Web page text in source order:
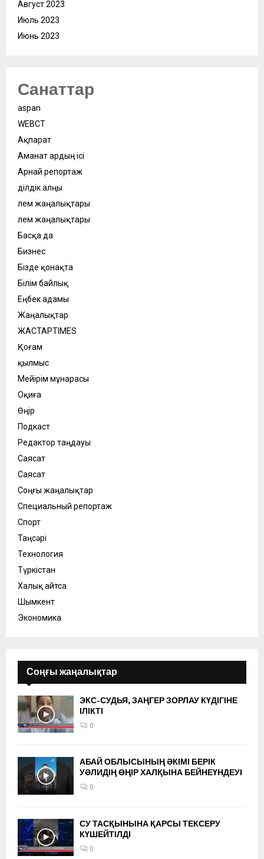
Август 2023
Июль 2023
Июнь 2023
Санаттар
aspan
WEBСӘТ
Ақпарат
Аманат ардың ісі
Арнай репортаж
Әділдік алңы
Әлем жаңалықтары
Әлем жаңалықтары
Басқа да
Бизнес
Бізде қонақта
Білім байлық
Еңбек адамы
Жаңалықтар
ЖАСТАРTIMES
Қоғам
қылмыс
Мейірім мұнарасы
Оқиға
Өңір
Подкаст
Редактор таңдауы
Саясат
Саясат
Соңғы жаңалықтар
Специальный репортаж
Спорт
Таңсәрі
Технология
Түркістан
Халық айтса
Шымкент
Экономика
Соңғы жаңалықтар
ЭКС-СУДЬЯ, ЗАҢГЕР ЗОРЛАУ КҮДІГІНЕ
ІЛІКТІ
0
АБАЙ ОБЛЫСЫНЫҢ ӘКІМІ БЕРІК
УӘЛИДІҢ ӨҢІР ХАЛҚЫНА БЕЙНЕҮНДЕУІ
0
СУ ТАСҚЫНЫНА ҚАРСЫ ТЕКСЕРУ
КҮШЕЙТІЛДІ
0